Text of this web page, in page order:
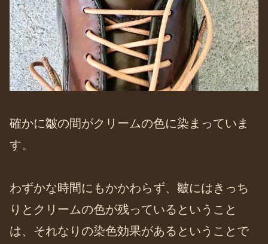
確かに皺の間がクリームの色に染まっていま
す。
わずかな時間にもかかわらず、皺にはきっち
りとクリームの色が残っているということ
は、それなりの染色効果があるということで